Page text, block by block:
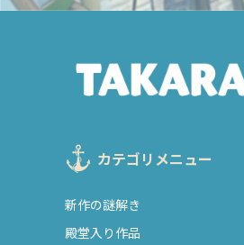
カテゴリメニュー
新作の謎解き
殿堂入り作品